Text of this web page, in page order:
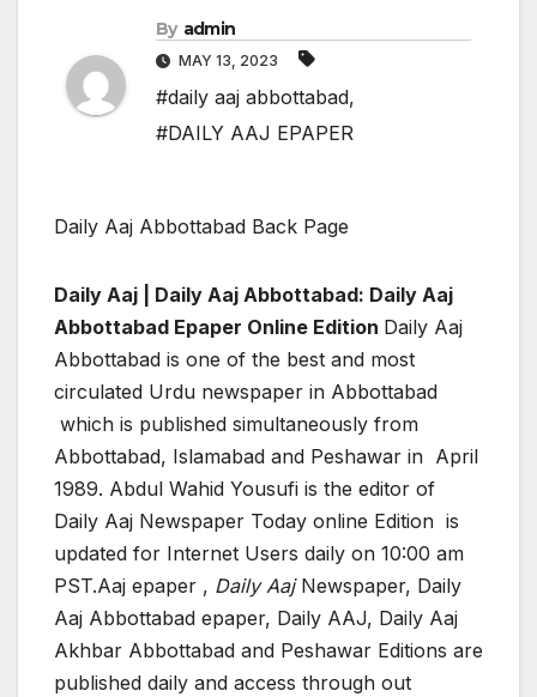
By admin
MAY 13, 2023
#daily aaj abbottabad,
#DAILY AAJ EPAPER
Daily Aaj Abbottabad Back Page
Daily Aaj | Daily Aaj Abbottabad: Daily Aaj
Abbottabad Epaper Online Edition Daily Aaj
Abbottabad is one of the best and most
circulated Urdu newspaper in Abbottabad
which is published simultaneously from
Abbottabad, Islamabad and Peshawar in April
1989. Abdul Wahid Yousufi is the editor of
Daily Aaj Newspaper Today online Edition is
updated for Internet Users daily on 10:00 am
PST.Aaj epaper , Daily AajNewspaper, Daily
Aaj Abbottabad epaper, Daily AAJ, Daily Aaj
Akhbar Abbottabad and Peshawar Editions are
published daily and access through out